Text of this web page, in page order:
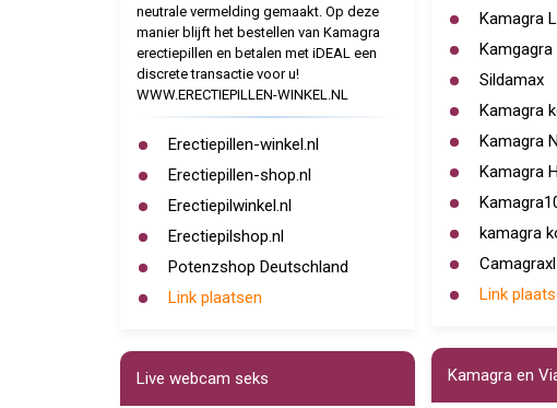
neutrale vermelding gemaakt. Op deze
manier blijft het bestellen van Kamagra
erectiepillen en betalen met iDEAL een
discrete transactie voor u!
WWW.ERECTIEPILLEN-WINKEL.NL
Erectiepillen-winkel.nl
Erectiepillen-shop.nl
Erectiepilwinkel.nl
Erectiepilshop.nl
Potenzshop Deutschland
Link plaatsen
Live webcam seks
Kamagra
Kamgagra
Sildamax
Kamagra
Kamagra
Kamagra
kamagra
Camagraxl
Link
Kamagra en